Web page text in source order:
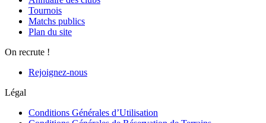
Tournois
Matchs publics
Plan du site
On recrute !
Rejoignez-nous
Légal
Conditions Générales d’Utilisation